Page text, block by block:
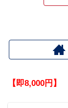
【即8,000円】